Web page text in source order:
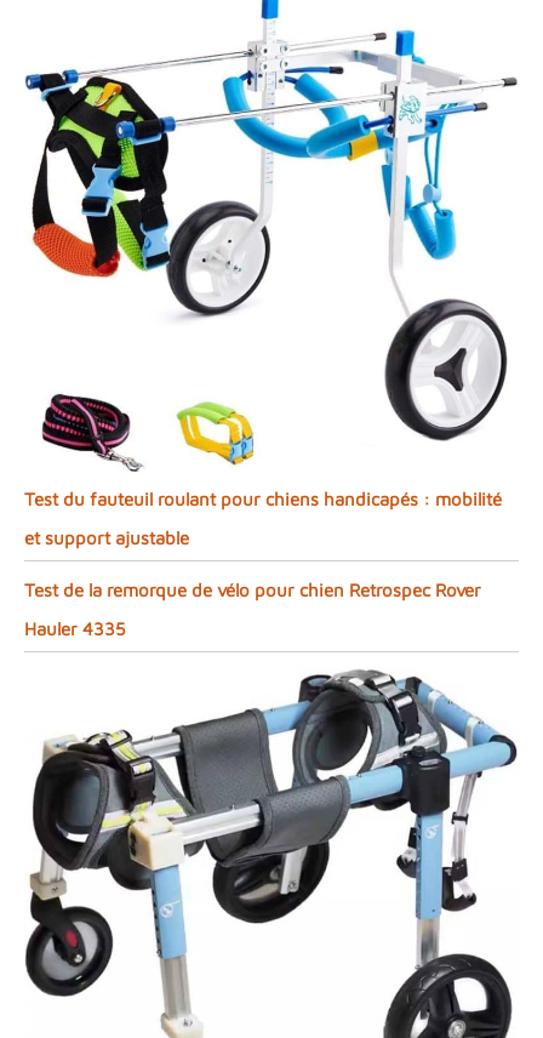
Test du fauteuil roulant pour chiens handicapés : mobilité
et support ajustable
Test de la remorque de vélo pour chien Retrospec Rover
Hauler 4335